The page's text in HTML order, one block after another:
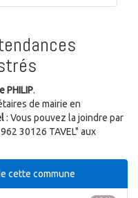
PHILIP.
de mairie en
: Vous pouvez la joindre par
30126 TAVEL" aux
cette commune